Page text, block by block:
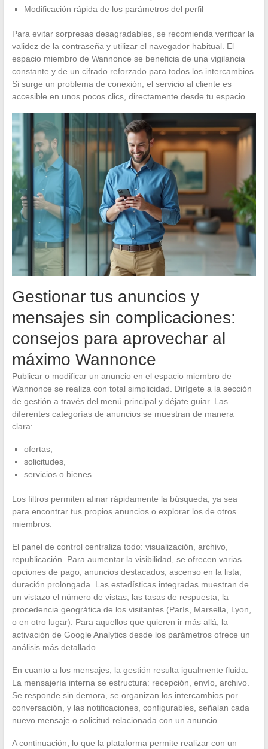
Modificación rápida de los parámetros del perfil
Para evitar sorpresas desagradables, se recomienda verificar la
validez de la contraseña y utilizar el navegador habitual. El
espacio miembro de Wannonce se beneficia de una vigilancia
constante y de un cifrado reforzado para todos los intercambios.
Si surge un problema de conexión, el servicio al cliente es
accesible en unos pocos clics, directamente desde tu espacio.
Gestionar tus anuncios y
mensajes sin complicaciones:
consejos para aprovechar al
máximo Wannonce
Publicar o modificar un anuncio en el espacio miembro de
Wannonce se realiza con total simplicidad. Dirígete a la sección
de gestión a través del menú principal y déjate guiar. Las
diferentes categorías de anuncios se muestran de manera
clara:
ofertas,
solicitudes,
servicios o bienes.
Los filtros permiten afinar rápidamente la búsqueda, ya sea
para encontrar tus propios anuncios o explorar los de otros
miembros.
El panel de control centraliza todo: visualización, archivo,
republicación. Para aumentar la visibilidad, se ofrecen varias
opciones de pago, anuncios destacados, ascenso en la lista,
duración prolongada. Las estadísticas integradas muestran de
un vistazo el número de vistas, las tasas de respuesta, la
procedencia geográfica de los visitantes (París, Marsella, Lyon,
o en otro lugar). Para aquellos que quieren ir más allá, la
activación de Google Analytics desde los parámetros ofrece un
análisis más detallado.
En cuanto a los mensajes, la gestión resulta igualmente fluida.
La mensajería interna se estructura: recepción, envío, archivo.
Se responde sin demora, se organizan los intercambios por
conversación, y las notificaciones, configurables, señalan cada
nuevo mensaje o solicitud relacionada con un anuncio.
A continuación, lo que la plataforma permite realizar con un